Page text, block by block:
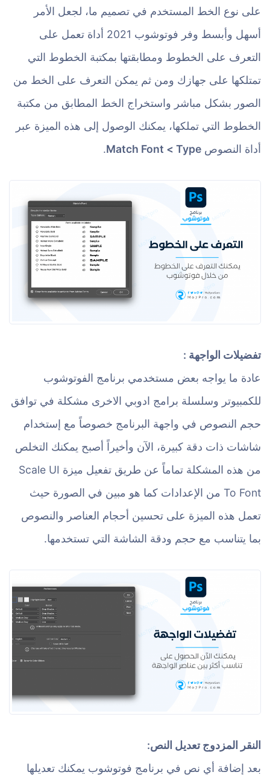
على نوع الخط المستخدم في تصميم ما، لجعل الأمر
أسهل وأبسط وفر فوتوشوب 2021 أداة تعمل على
التعرف على الخطوط ومطابقتها بمكتبة الخطوط التي
تمتلكها على جهازك ومن ثم يمكن التعرف على الخط من
الصور بشكل مباشر واستخراج الخط المطابق من مكتبة
الخطوط التي تملكها، يمكنك الوصول إلى هذه الميزة عبر
أداة النصوص Type >‏ Match Font
.
تفضيلات الواجهة :
عادة ما يواجه بعض مستخدمي برنامج الفوتوشوب
للكمبيوتر وسلسلة برامج ادوبي الاخرى مشكلة في توافق
حجم النصوص في واجهة البرنامج خصوصاً مع إستخدام
شاشات ذات دقة كبيرة، الآن وأخيراً أصبح يمكنك التخلص
من هذه المشكلة تماماً عن طريق تفعيل ميزة Scale UI
To Font من الإعدادات كما هو مبين في الصورة حيث
تعمل هذه الميزة على تحسين أحجام العناصر والنصوص
بما يتناسب مع حجم ودقة الشاشة التي تستخدمها.
النقر المزدوج تعديل النص:
بعد إضافة أي نص في برنامج فوتوشوب يمكنك تعديلها